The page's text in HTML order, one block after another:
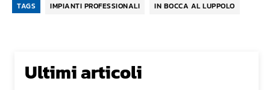
TAGS IMPIANTI PROFESSIONALI IN BOCCA AL LUPPOLO
Ultimi articoli